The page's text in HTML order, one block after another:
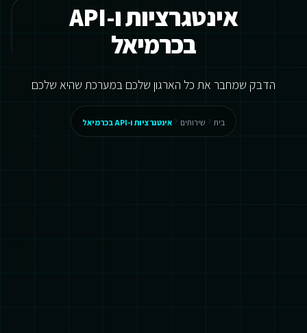
אינטגרציות ו-API
בכרמיאל
הדבק שמחבר את כל הארגון שלכם במערכת שהיא שלכם
בית שירותים אינטגרציות ו-API בכרמיאל